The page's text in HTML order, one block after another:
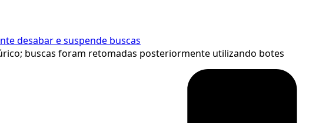
desabar e suspende buscas
buscas foram retomadas posteriormente utilizando botes